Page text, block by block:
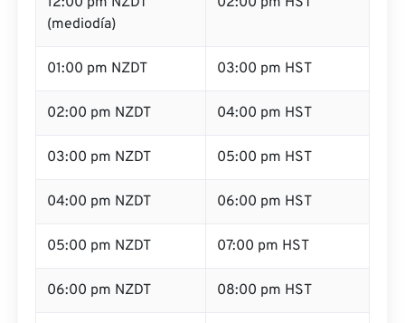
(mediodía)
01:00 pm NZDT 03:00 pm HST
02:00 pm NZDT 04:00 pm HST
03:00 pm NZDT 05:00 pm HST
04:00 pm NZDT 06:00 pm HST
05:00 pm NZDT 07:00 pm HST
06:00 pm NZDT 08:00 pm HST